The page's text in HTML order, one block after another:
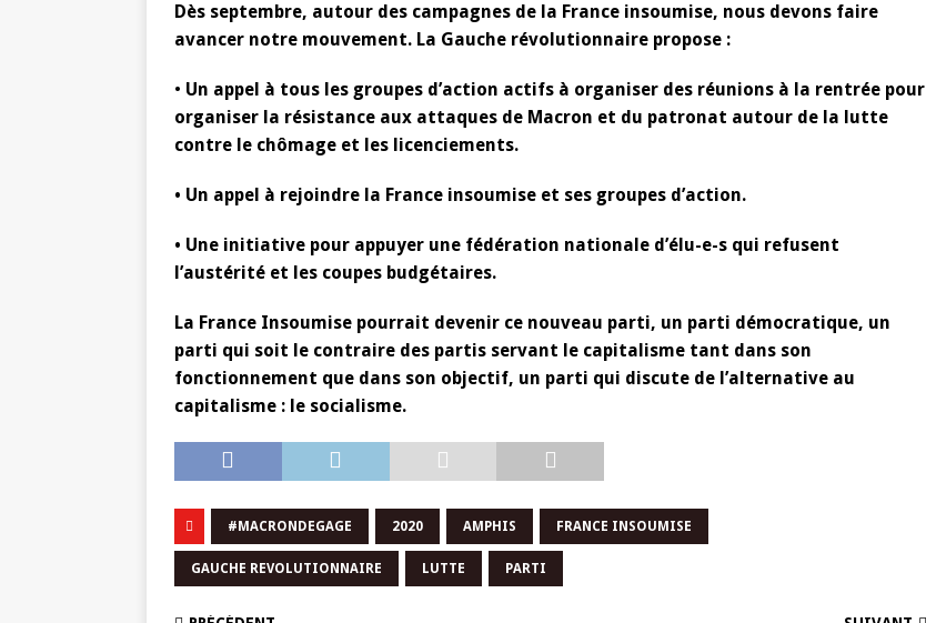
Dès septembre, autour des campagnes de la France insoumise, nous devons faire
avancer notre mouvement. La Gauche révolutionnaire propose :
• Un appel à tous les groupes d’action actifs à organiser des réunions à la rentrée pour
organiser la résistance aux attaques de Macron et du patronat autour de la lutte
contre le chômage et les licenciements.
• Un appel à rejoindre la France insoumise et ses groupes d’action.
• Une initiative pour appuyer une fédération nationale d’élu-e-s qui refusent
l’austérité et les coupes budgétaires.
La France Insoumise pourrait devenir ce nouveau parti, un parti démocratique, un
parti qui soit le contraire des partis servant le capitalisme tant dans son
fonctionnement que dans son objectif, un parti qui discute de l’alternative au
capitalisme : le socialisme.
#MACRONDEGAGE 2020 AMPHIS FRANCE INSOUMISE
GAUCHE REVOLUTIONNAIRE LUTTE PARTI